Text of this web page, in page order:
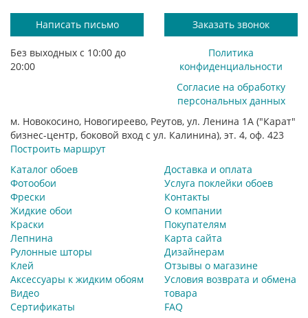
Написать письмо Заказать звонок
Без выходных с 10:00 до
20:00
Политика
конфиденциальности
Согласие на обработку
персональных данных
м. Новокосино, Новогиреево, Реутов, ул. Ленина 1А ("Карат"
бизнес-центр, боковой вход с ул. Калинина), эт. 4, оф. 423
Построить маршрут
Каталог обоев
Фотообои
Фрески
Жидкие обои
Краски
Лепнина
Рулонные шторы
Клей
Аксессуары к жидким обоям
Видео
Сертификаты
Доставка и оплата
Услуга поклейки обоев
Контакты
О компании
Покупателям
Карта сайта
Дизайнерам
Отзывы о магазине
Условия возврата и обмена
товара
FAQ